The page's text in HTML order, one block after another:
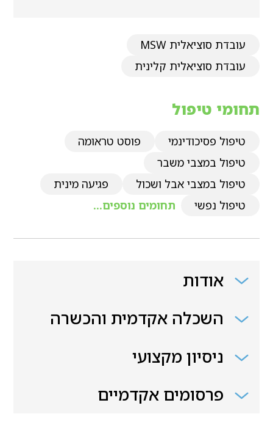
עובדת סוציאלית MSW
עובדת סוציאלית קלינית
תחומי טיפול
טיפול פסיכודינמי
פוסט טראומה
טיפול במצבי משבר
טיפול במצבי אבל ושכול
פגיעה מינית
טיפול נפשי
תחומים נוספים...
אודות
השכלה אקדמית והכשרה
ניסיון מקצועי
פרסומים אקדמיים